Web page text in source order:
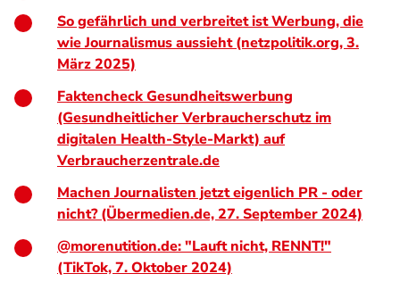
So gefährlich und verbreitet ist Werbung, die
wie Journalismus aussieht(netzpolitik.org, 3.
März 2025)
Faktencheck Gesundheitswerbung
(Gesundheitlicher Verbraucherschutz im
digitalen Health-Style-Markt) auf
Verbraucherzentrale.de
Machen Journalisten jetzt eigenlich PR - oder
nicht? (Übermedien.de, 27. September 2024)
@morenutition.de: "Lauft nicht, RENNT!"
(TikTok, 7. Oktober 2024)